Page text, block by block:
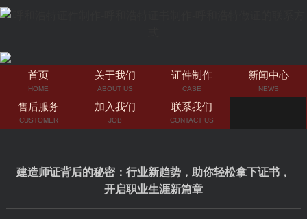
首页
HOME
关于我们
ABOUT US
证件制作
CASE
新闻中心
NEWS
售后服务
CUSTOMER
加入我们
JOB
联系我们
CONTACT US
建造师证背后的秘密：行业新趋势，助你轻松拿下证书，
开启职业生涯新篇章